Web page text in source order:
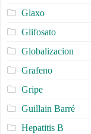
Glaxo
Glifosato
Globalizacion
Grafeno
Gripe
Guillain Barré
Hepatitis B